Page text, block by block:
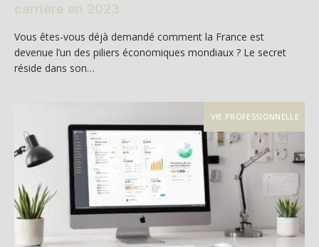
carrière en 2023
Vous êtes-vous déjà demandé comment la France est
devenue l’un des piliers économiques mondiaux ? Le secret
réside dans son…
VIE PROFESSIONNELLE